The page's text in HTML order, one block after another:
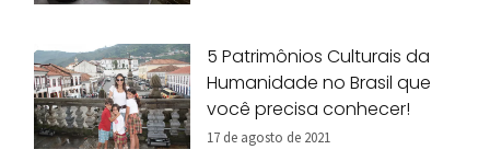
5 Patrimônios Culturais da
Humanidade no Brasil que
você precisa conhecer!
17 de agosto de 2021